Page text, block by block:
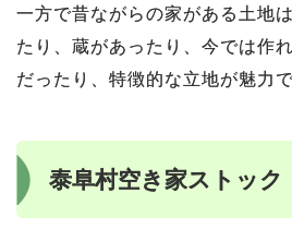
一方で昔ながらの家がある土地
たり、蔵があったり、今では作
だったり、特徴的な立地が魅力で
泰阜村空き家ストック